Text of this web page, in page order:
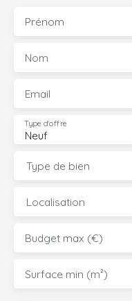
Prénom
Nom
Email
Neuf
Type d'offre
Type de bien
Localisation
Budget max (€)
Surface min (m²)